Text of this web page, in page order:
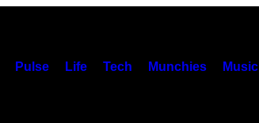
Pulse Life Tech Munchies Music